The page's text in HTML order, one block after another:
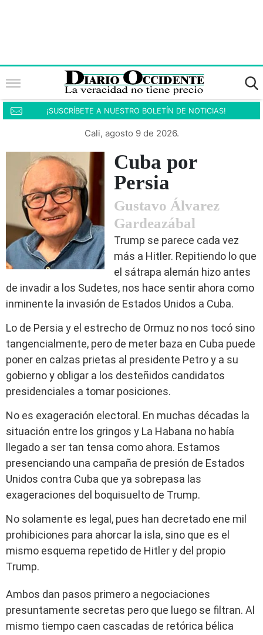
¡SUSCRÍBETE A NUESTRO BOLETÍN DE NOTICIAS!
Cali, agosto 9 de 2026.
Cuba por
Persia
Gustavo Álvarez
Gardeazábal
Trump se parece cada vez
más a Hitler. Repitiendo lo que
el sátrapa alemán hizo antes
de invadir a los Sudetes, nos hace sentir ahora como
inminente la invasión de Estados Unidos a Cuba.
Lo de Persia y el estrecho de Ormuz no nos tocó sino
tangencialmente, pero de meter baza en Cuba puede
poner en calzas prietas al presidente Petro y a su
gobierno y obligar a los desteñidos candidatos
presidenciales a tomar posiciones.
No es exageración electoral. En muchas décadas la
situación entre los gringos y La Habana no había
llegado a ser tan tensa como ahora. Estamos
presenciando una campaña de presión de Estados
Unidos contra Cuba que ya sobrepasa las
exageraciones del boquisuelto de Trump.
No solamente es legal, pues han decretado ene mil
prohibiciones para ahorcar la isla, sino que es el
mismo esquema repetido de Hitler y del propio
Trump.
Ambos dan pasos primero a negociaciones
presuntamente secretas pero que luego se filtran. Al
mismo tiempo caen cascadas de retórica bélica